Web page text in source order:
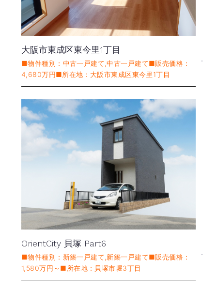
大阪市東成区東今里1丁目
■物件種別：中古一戸建て,中古一戸建て■販売価格：
4,680万円■所在地：大阪市東成区東今里1丁目
OrientCity 貝塚 Part6
■物件種別：新築一戸建て,新築一戸建て■販売価格：
1,580万円～■所在地：貝塚市堀3丁目